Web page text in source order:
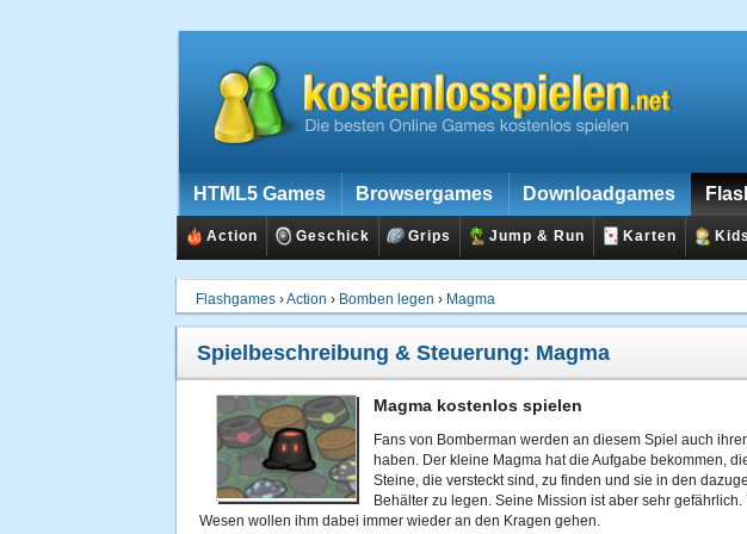
HTML5 Games Browsergames Downloadgames
Action Geschick Grips Jump & Run Karten Kids
Flashgames ›Action › Bomben legen › Magma
Spielbeschreibung & Steuerung: Magma
Magma kostenlos spielen
Fans von Bomberman werden an diesem Spiel auch
haben. Der kleine Magma hat die Aufgabe bekommen,
Steine, die versteckt sind, zu finden und sie in den
Behälter zu legen. Seine Mission ist aber sehr gefährlich.
Wesen wollen ihm dabei immer wieder an den Kragen gehen.